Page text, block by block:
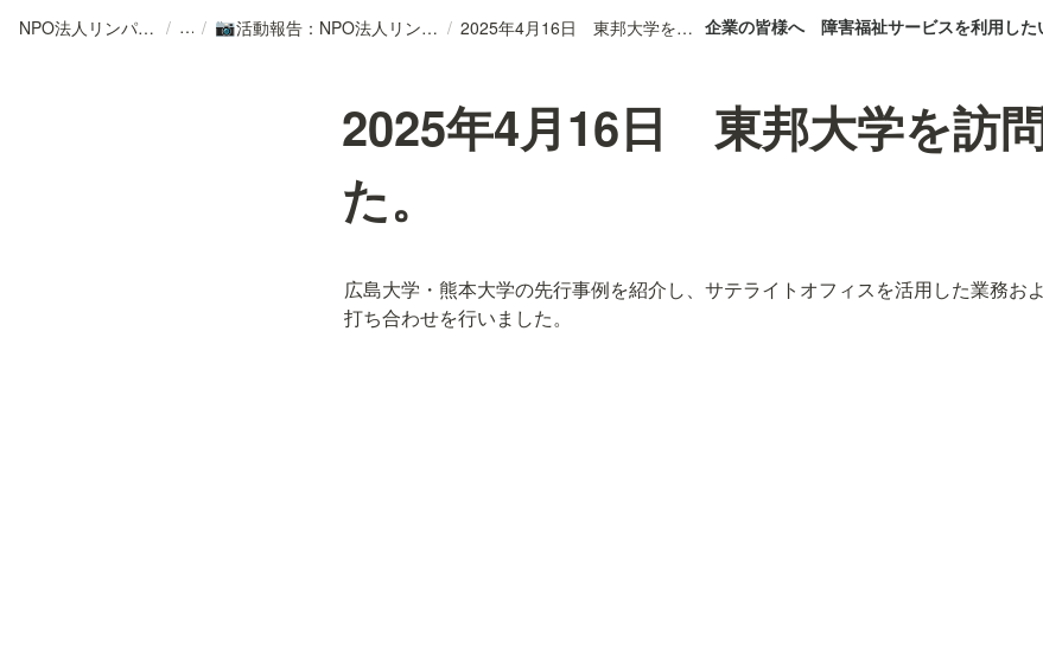
NPO法人リンパカフェ / / 📷 活動報告：NPO法人リンパカフェ / 2025年4月16日 東邦大学を訪問しました。 企業の皆様へ 障害福祉サービスを利用した
2025年4月16日 東邦大学を訪
た。
広島大学・熊本大学の先行事例を紹介し、サテライトオフィスを活用した業務お
打ち合わせを行いました。